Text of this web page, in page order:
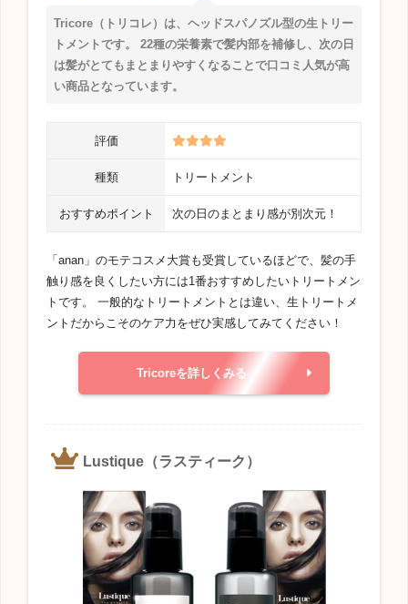
Tricore（トリコレ）は、ヘッドスパノズル型の生トリー
トメントです。 22種の栄養素で髪内部を補修し、次の日
は髪がとてもまとまりやすくなることで口コミ人気が高
い商品となっています。
評価
種類 トリートメント
おすすめポイント 次の日のまとまり感が別次元！
「anan」のモテコスメ大賞も受賞しているほどで、髪の手
触り感を良くしたい方には1番おすすめしたいトリートメン
トです。 一般的なトリートメントとは違い、生トリートメ
ントだからこそのケア力をぜひ実感してみてください！
Tricoreを詳しくみる
Lustique（ラスティーク）